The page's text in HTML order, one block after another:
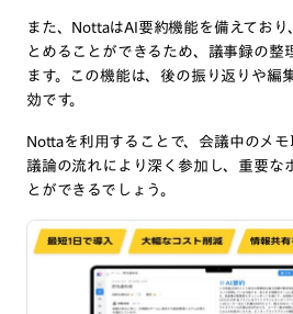
また、NottaはAI要約機能を備えてお
とめることができるため、議事録の整
ます。この機能は、後の振り返りや編
効です。
Nottaを利用することで、会議中のメ
議論の流れにより深く参加し、重要な
とができるでしょう。